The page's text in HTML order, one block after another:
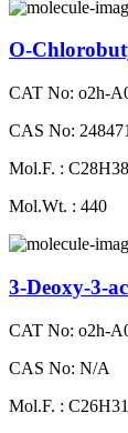
O-
CAT No: o2h-
CAS No:
Mol.F. :
Mol.Wt. : 440
3-Deoxy-3-
CAT No: o2h-
CAS No: N/A
Mol.F. :